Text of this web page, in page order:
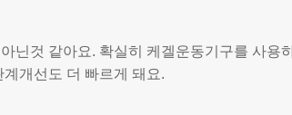
닌것 같아요. 확실히 케겔운동기구를 사용
개선도 더 빠르게 돼요.